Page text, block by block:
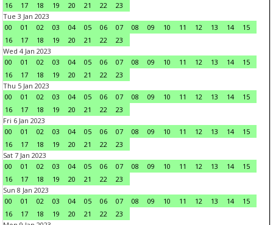
16
17 18 19 20 21 22
23
Tue 3 Jan 2023
00
01 02 03 04 05 06 07 08 09 10 11 12 13 14
15
16
17 18 19 20 21 22
23
Wed 4 Jan 2023
00
01 02 03 04 05 06 07 08 09 10 11 12 13 14
15
16
17 18 19 20 21 22
23
Thu 5 Jan 2023
00
01 02 03 04 05 06 07 08 09 10 11 12 13 14
15
16
17 18 19 20 21 22
23
Fri 6 Jan 2023
00
01 02 03 04 05 06 07 08 09 10 11 12 13 14
15
16
17 18 19 20 21 22
23
Sat 7 Jan 2023
00
01 02 03 04 05 06 07 08 09 10 11 12 13 14
15
16
17 18 19 20 21 22
23
Sun 8 Jan 2023
00
01 02 03 04 05 06 07 08 09 10 11 12 13 14
15
16
17 18 19 20 21 22
23